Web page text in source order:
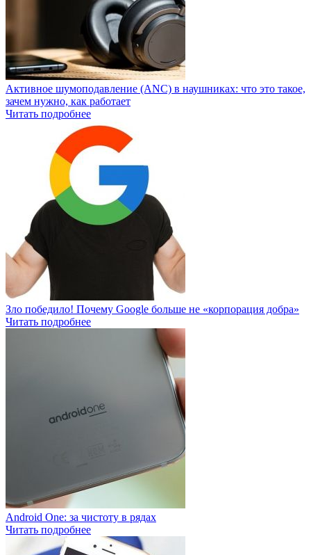
Активное шумоподавление (ANC) в наушниках: что это такое,
зачем нужно, как работает
Читать подробнее
Зло победило! Почему Google больше не «корпорация добра»
Читать подробнее
Android One: за чистоту в рядах
Читать подробнее